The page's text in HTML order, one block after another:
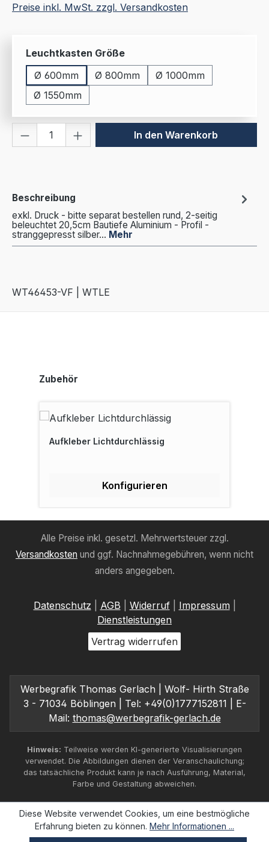
Preise inkl. MwSt. zzgl. Versandkosten
Leuchtkasten Größeauswählen
Ø 600mm
Ø 800mm
Ø 1000mm
Ø 1550mm
Produkt Anzahl: Gib denIn den Warenkorb
Beschreibung
exkl. Druck - bitte separat bestellen rund, 2-seitig
beleuchtet 20,5cm Bautiefe Aluminium - Profil -
stranggepresst silber… Mehr
WT46453-VF | WTLE
Produktgalerie überspringen
Zubehör
Aufkleber Lichtdurchlässig
Konfigurieren
Alle Preise inkl. gesetzl. Mehrwertsteuer zzgl.
Versandkosten und ggf. Nachnahmegebühren, wenn nicht
anders angegeben.
Datenschutz AGB Widerruf| Impressum
Dienstleistungen
Vertrag widerrufen
Werbegrafik Thomas Gerlach | Wolf- Hirth Straße
3 - 71034 Böblingen | Tel: +49(0)1777152811 | E-
Mail: thomas@werbegrafik-gerlach.de
Hinweis: Teilweise werden KI-generierte Visualisierungen
verwendet. Die Abbildungen dienen der Veranschaulichung;
das tatsächliche Produkt kann je nach Ausführung, Material,
Farbe und Gestaltung abweichen.
Diese Website verwendet Cookies, um eine bestmögliche
Erfahrung bieten zu können. Mehr Informationen ...